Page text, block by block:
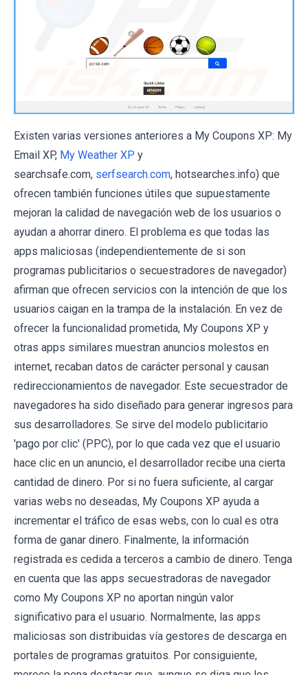
Existen varias versiones anteriores a My Coupons XP: My
Email XP, My Weather XP y
searchsafe.com, serfsearch.com, hotsearches.info) que
ofrecen también funciones útiles que supuestamente
mejoran la calidad de navegación web de los usuarios o
ayudan a ahorrar dinero. El problema es que todas las
apps maliciosas (independientemente de si son
programas publicitarios o secuestradores de navegador)
afirman que ofrecen servicios con la intención de que los
usuarios caigan en la trampa de la instalación. En vez de
ofrecer la funcionalidad prometida, My Coupons XP y
otras apps similares muestran anuncios molestos en
internet, recaban datos de carácter personal y causan
redireccionamientos de navegador. Este secuestrador de
navegadores ha sido diseñado para generar ingresos para
sus desarrolladores. Se sirve del modelo publicitario
'pago por clic' (PPC), por lo que cada vez que el usuario
hace clic en un anuncio, el desarrollador recibe una cierta
cantidad de dinero. Por si no fuera suficiente, al cargar
varias webs no deseadas, My Coupons XP ayuda a
incrementar el tráfico de esas webs, con lo cual es otra
forma de ganar dinero. Finalmente, la información
registrada es cedida a terceros a cambio de dinero. Tenga
en cuenta que las apps secuestradoras de navegador
como My Coupons XP no aportan ningún valor
significativo para el usuario. Normalmente, las apps
maliciosas son distribuidas vía gestores de descarga en
portales de programas gratuitos. Por consiguiente,